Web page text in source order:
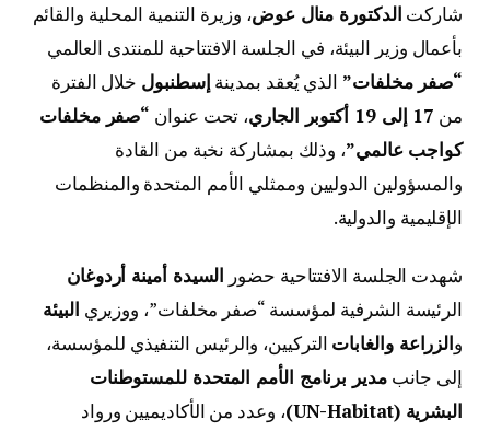
شاركت الدكتورة منال عوض، وزيرة التنمية المحلية والقائم
بأعمال وزير البيئة، في الجلسة الافتتاحية للمنتدى العالمي
“صفر مخلفات” الذي يُعقد بمدينة إسطنبول خلال الفترة
من 17 إلى 19 أكتوبر الجاري ، تحت عنوان “صفر مخلفات
كواجب عالمي”، وذلك بمشاركة نخبة من القادة
والمسؤولين الدوليين وممثلي الأمم المتحدة والمنظمات
الإقليمية والدولية.
شهدت الجلسة الافتتاحية حضور السيدة أمينة أردوغان
الرئيسة الشرفية لمؤسسة “صفر مخلفات”، ووزيري البيئة
والزراعة والغابات التركيين، والرئيس التنفيذي للمؤسسة،
إلى جانبمدير برنامج الأمم المتحدة للمستوطنات
البشرية (UN-Habitat)
، وعدد من الأكاديميين ورواد